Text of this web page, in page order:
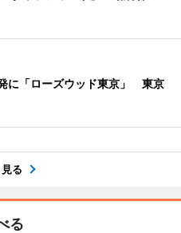
に「ローズウッド東京」 東京
る
る